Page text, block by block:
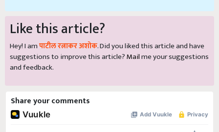
Like this article?
Hey! I amपाटील रत्नाकर अशोक. Did you liked this article and have
suggestions to improve this article?Mailme your suggestions
and feedback.
Share your comments